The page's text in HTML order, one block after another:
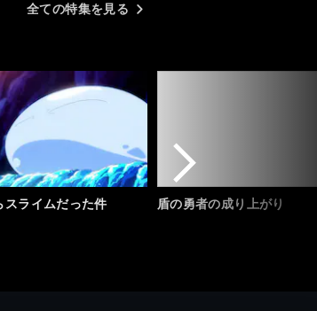
全ての特集を見る
スライムだった件 盾の勇者の成り上がり